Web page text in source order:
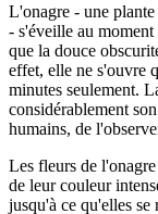
L'onagre - une
- s'éveille au
que la douce
effet, elle ne s'ouvre
minutes seulement.
considérablement
humains, de
Les fleurs de
de leur couleur
jusqu'à ce qu'elles